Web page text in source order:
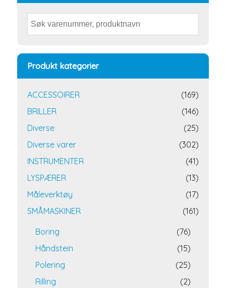
Produkt kategorier
ACCESSOIRER
(169)
BRILLER
(146)
Diverse
(25)
Diverse varer
(302)
INSTRUMENTER
(41)
LYSPÆRER
(13)
Måleverktøy
(17)
SMÅMASKINER
(161)
Boring
(76)
Håndstein
(15)
Polering
(25)
Rilling
(2)